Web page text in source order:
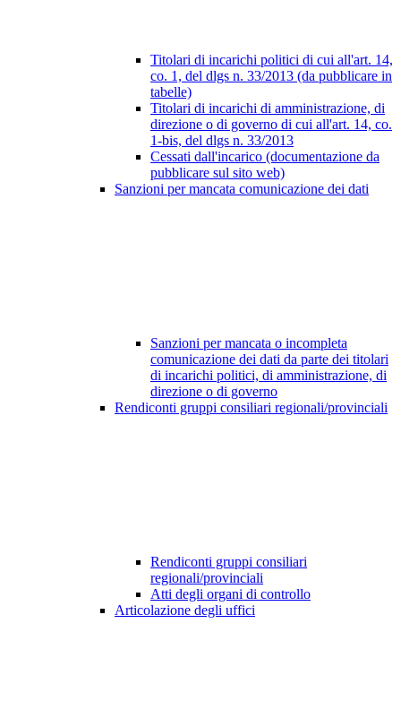
Titolari di incarichi politici di cui all'art. 14,
co. 1, del dlgs n. 33/2013 (da pubblicare in
tabelle)
Titolari di incarichi di amministrazione, di
direzione o di governo di cui all'art. 14, co.
1-bis, del dlgs n. 33/2013
Cessati dall'incarico (documentazione da
pubblicare sul sito web)
Sanzioni per mancata comunicazione dei dati
Sanzioni per mancata o incompleta
comunicazione dei dati da parte dei titolari
di incarichi politici, di amministrazione, di
direzione o di governo
Rendiconti gruppi consiliari regionali/provinciali
Rendiconti gruppi consiliari
regionali/provinciali
Atti degli organi di controllo
Articolazione degli uffici